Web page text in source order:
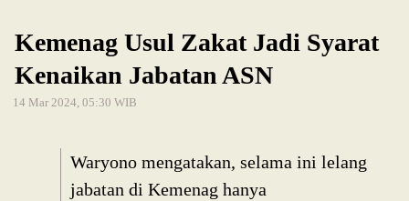
Kemenag Usul Zakat Jadi Syarat
Kenaikan Jabatan ASN
14 Mar 2024, 05:30 WIB
Waryono mengatakan, selama ini lelang
jabatan di Kemenag hanya